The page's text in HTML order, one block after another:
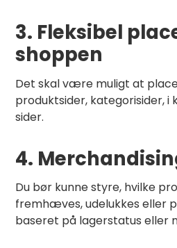
3. Fleksibel
shoppen
Det skal være muligt at
produktsider, kategorisider, i
sider.
4.
Du bør kunne styre, hvilke
fremhæves, udelukkes eller
baseret på lagerstatus eller